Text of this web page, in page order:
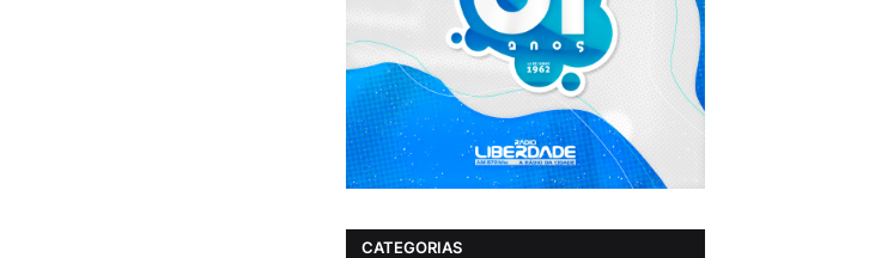
CATEGORIAS